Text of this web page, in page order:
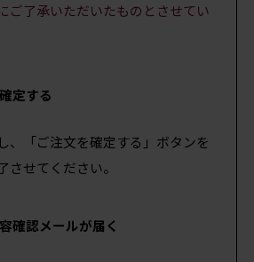
ご了承いただいたものとさせてい
定する
、「ご注文を確定する」ボタンを
させてください。
確認メールが届く